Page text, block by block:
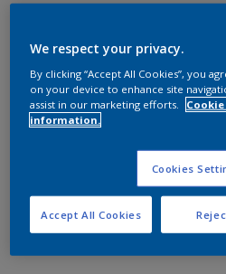
We respect your privacy.
By clicking “Accept All Cookies”, you
on your device to enhance site
assist in our marketing efforts.
information.
Cookies
Accept All Cookies